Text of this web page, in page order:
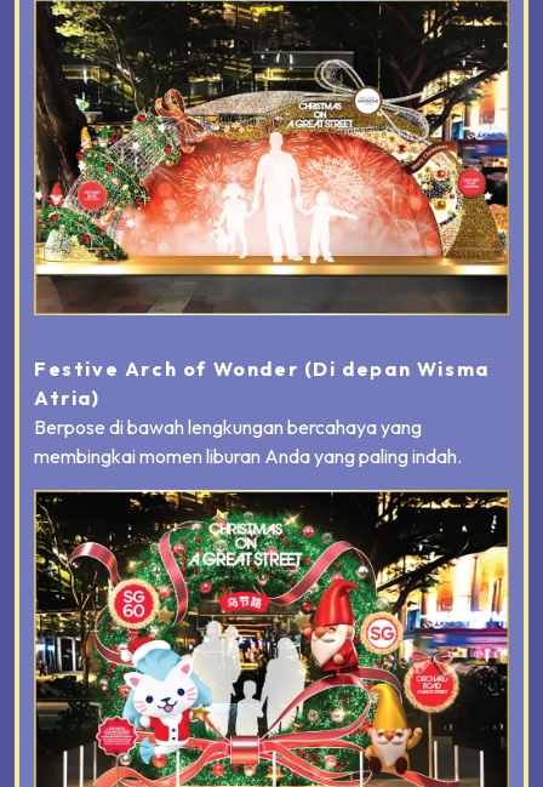
Festive Arch of Wonder (Di depan Wisma
Atria)
Berpose di bawah lengkungan bercahaya yang
membingkai momen liburan Anda yang paling indah.